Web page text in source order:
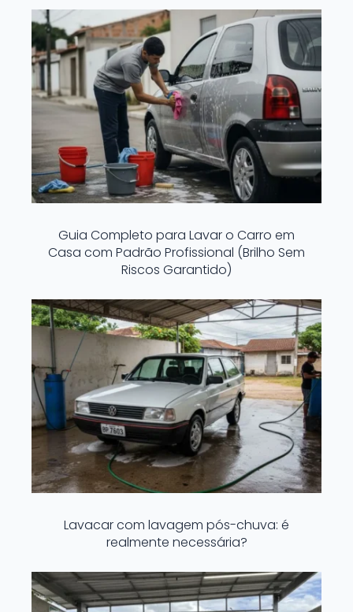
Guia Completo para Lavar o Carro em
Casa com Padrão Profissional (Brilho Sem
Riscos Garantido)
Lavacar com lavagem pós-chuva: é
realmente necessária?